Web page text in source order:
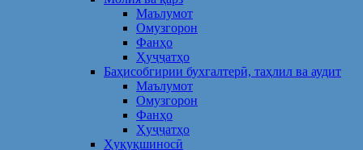
Маълумот
Омузгорон
Фанҳо
Ҳуҷҷатҳо
Баҳисобгирии бухгалтерӣ, таҳлил ва аудит
Маълумот
Омузгорон
Фанҳо
Ҳуҷҷатҳо
Ҳуқуқшиносӣ